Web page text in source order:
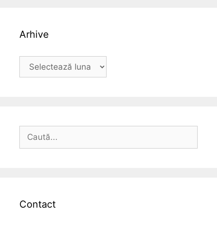
Arhive
Arhive
Caută
Contact